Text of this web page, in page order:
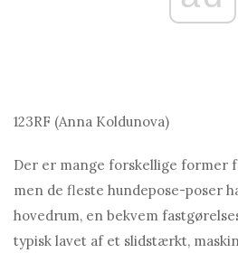
123RF (Anna Koldunova)
Der er mange forskellige former
men de fleste hundepose-poser
hovedrum, en bekvem
typisk lavet af et slidstærkt,